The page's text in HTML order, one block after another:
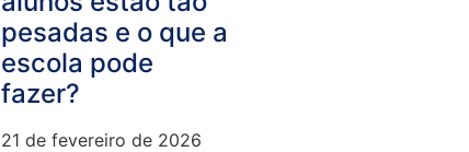
pesadas e o que a
escola pode
fazer?
21 de fevereiro de 2026